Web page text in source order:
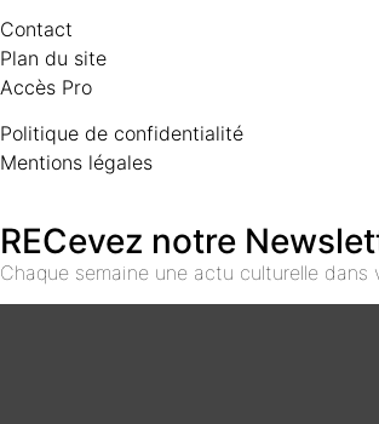
Contact
Plan du site
Accès Pro
Politique de confidentialité
Mentions légales
RECevez notre
Chaque semaine une actu culturelle dans